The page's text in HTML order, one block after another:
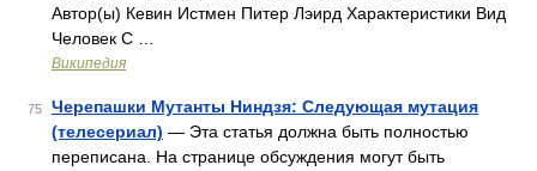
Автор(ы) Кевин Истмен Питер Лэирд Характеристики Вид
Человек С …
Википедия
75
Черепашки Мутанты Ниндзя: Следующая мутация
(телесериал) — Эта статья должна быть полностью
переписана. На странице обсуждения могут быть